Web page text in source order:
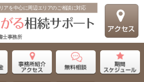
アを中心に周辺エリアのご相談に対応
士事務所